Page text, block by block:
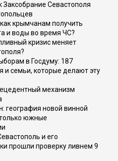
Заксобрание Севастополя
крымчанам получить
и воды во время ЧС?
кризис меняет
в Госдуму: 187
и семьи, которые делают эту
механизм
география новой винной
южные
и его
прошли проверку ливнем 9